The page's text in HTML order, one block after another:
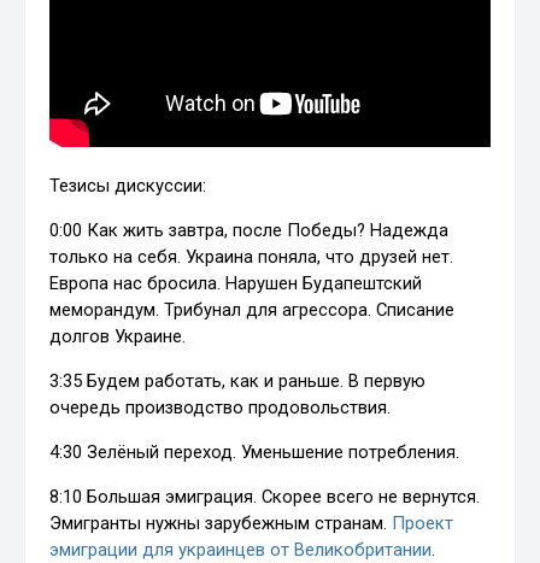
Тезисы дискуссии:
0:00 Как жить завтра, после Победы? Надежда
только на себя. Украина поняла, что друзей нет.
Европа нас бросила. Нарушен Будапештский
меморандум. Трибунал для агрессора. Списание
долгов Украине.
3:35 Будем работать, как и раньше. В первую
очередь производство продовольствия.
4:30 Зелёный переход. Уменьшение потребления.
8:10 Большая эмиграция. Скорее всего не вернутся.
Эмигранты нужны зарубежным странам. Проект
эмиграции для украинцев от Великобритании.